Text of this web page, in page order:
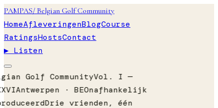
PAMPAS/ Belgian Golf Community
HomeAfleveringenBlogCourse
RatingsHostsContact
▶ Listen
Golf CommunityVol. I —
Antwerpen · BEOnafhankelijk
Drie vrienden, één